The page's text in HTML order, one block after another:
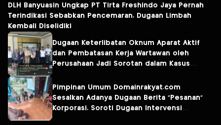
DLH Banyuasin Ungkap PT Tirta Freshindo Jaya Pernah
Terindikasi Sebabkan Pencemaran, Dugaan Limbah
Kembali Diselidiki
Dugaan Keterlibatan Oknum Aparat Aktif
dan Pembatasan Kerja Wartawan oleh
Perusahaan Jadi Sorotan dalam Kasus
Fresindo Jaya
Pimpinan Umum Domainrakyat.com
Sesalkan Adanya Dugaan Berita “Pesanan”
Korporasi, Soroti Dugaan Intervensi